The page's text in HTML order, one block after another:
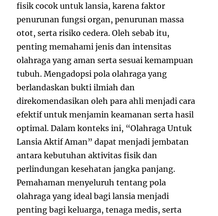
fisik cocok untuk lansia, karena faktor
penurunan fungsi organ, penurunan massa
otot, serta risiko cedera. Oleh sebab itu,
penting memahami jenis dan intensitas
olahraga yang aman serta sesuai kemampuan
tubuh. Mengadopsi pola olahraga yang
berlandaskan bukti ilmiah dan
direkomendasikan oleh para ahli menjadi cara
efektif untuk menjamin keamanan serta hasil
optimal. Dalam konteks ini, “Olahraga Untuk
Lansia Aktif Aman” dapat menjadi jembatan
antara kebutuhan aktivitas fisik dan
perlindungan kesehatan jangka panjang.
Pemahaman menyeluruh tentang pola
olahraga yang ideal bagi lansia menjadi
penting bagi keluarga, tenaga medis, serta